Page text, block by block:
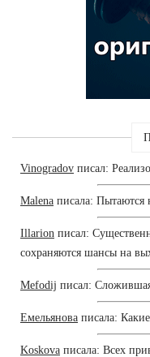
Vinogradov писал:
Malena писала: Пытаются
Illarion писал:
сохраняются шансы на
Mefodij писал:
Емельянова писала:
Koskova писала: Всех